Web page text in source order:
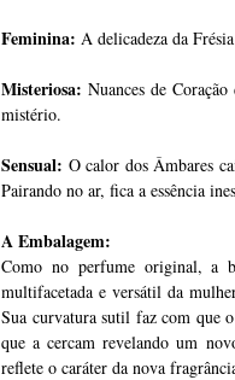
Feminina: A delicadeza da
Misteriosa: Nuances de
mistério.
Sensual: O calor dos Âmbares
Pairando no ar, fica a essência
A Embalagem:
Como no perfume original, a
multifacetada e versátil da
Sua curvatura sutil faz com que
que a cercam revelando um
reflete o caráter da nova